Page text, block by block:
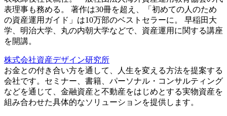
表理事も務める。 著作は30冊を超え、「初めての人のため
の資産運用ガイド」は10万部のベストセラーに。 早稲田大
学、明治大学、丸の内朝大学などで、資産運用に関する講座
を開講。
株式会社資産デザイン研究所
お金との付き合い方を通して、人生を変える方法を提案する
会社です。セミナー、書籍、パーソナル・コンサルティング
などを通じて、金融資産と不動産をはじめとする実物資産を
組み合わせた具体的なソリューションを提供します。